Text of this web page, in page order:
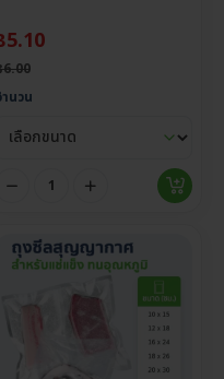
5.10
6.00
นวน